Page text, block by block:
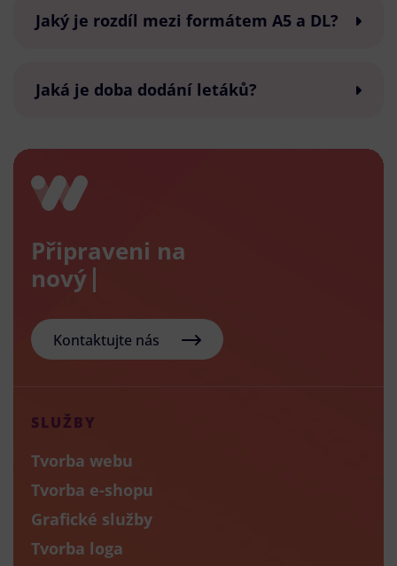
Jaký je rozdíl mezi formátem A5 a DL?
Jaká je doba dodání letáků?
Připraveni na
nový e-sho
Kontaktujte nás
SLUŽBY
Tvorba webu
Tvorba e-shopu
Grafické služby
Tvorba loga